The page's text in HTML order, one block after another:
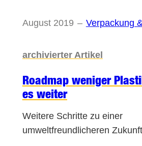
August 2019 – Verpackung
archivierter Artikel
Roadmap weniger
es weiter
Weitere Schritte zu einer
umweltfreundlicheren Zukunft